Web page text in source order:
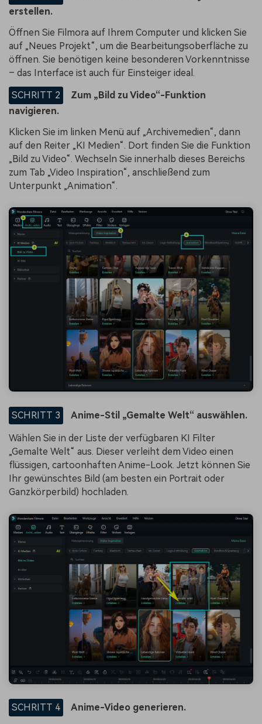
erstellen.
Öffnen Sie Filmora auf Ihrem Computer und klicken Sie
auf „Neues Projekt“, um die Bearbeitungsoberfläche zu
öffnen. Sie benötigen keine besonderen Vorkenntnisse
– das Interface ist auch für Einsteiger ideal.
SCHRITT 2
Zum „Bild zu Video“-Funktion
navigieren.
Klicken Sie im linken Menü auf „Archivemedien“, dann
auf den Reiter „KI Medien“. Dort finden Sie die Funktion
„Bild zu Video“. Wechseln Sie innerhalb dieses Bereichs
zum Tab „Video Inspiration“, anschließend zum
Unterpunkt „Animation“.
SCHRITT 3 Anime-Stil „Gemalte Welt“ auswählen.
Wählen Sie in der Liste der verfügbaren KI Filter
„Gemalte Welt“ aus. Dieser verleiht dem Video einen
flüssigen, cartoonhaften Anime-Look. Jetzt können Sie
Ihr gewünschtes Bild (am besten ein Portrait oder
Ganzkörperbild) hochladen.
SCHRITT 4 Anime-Video generieren.